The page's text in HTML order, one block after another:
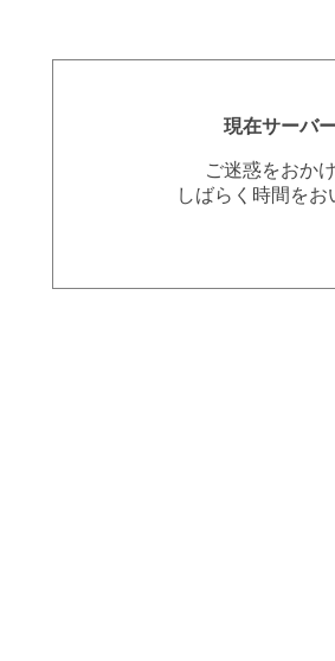
現在サーバ
ご迷惑をおか
しばらく時間を